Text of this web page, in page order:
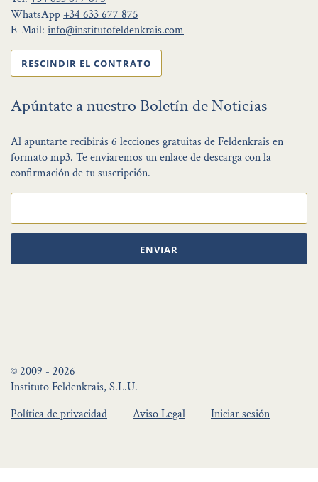
WhatsApp +34 633 677 875
E-Mail: info@institutofeldenkrais.com
RESCINDIR EL CONTRATO
Apúntate a nuestro Boletín de Noticias
Al apuntarte recibirás 6 lecciones gratuitas de Feldenkrais en
formato mp3. Te enviaremos un enlace de descarga con la
confirmación de tu suscripción.
ENVIAR
© 2009 - 2026
Instituto Feldenkrais, S.L.U.
Política de privacidad
Aviso Legal Iniciar sesión